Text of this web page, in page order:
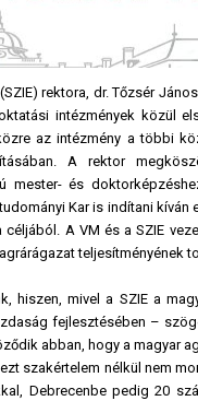
rektora, dr. Tőzsér
intézmények közül
az intézmény a többi
A rektor
mester- és
Kar is indítani
A VM és a SZIE
teljesítményének
hiszen, mivel a SZIE a
fejlesztésében –
abban, hogy a magyar
szakértelem nélkül nem
Debrecenbe pedig 20